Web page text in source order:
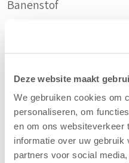
Deze website maakt
We gebruiken cookies om
personaliseren, om
en om ons websiteverkeer
informatie over uw gebruik
partners voor social
Banenstof
Samenstelling
80%CO/20%CO-recycled